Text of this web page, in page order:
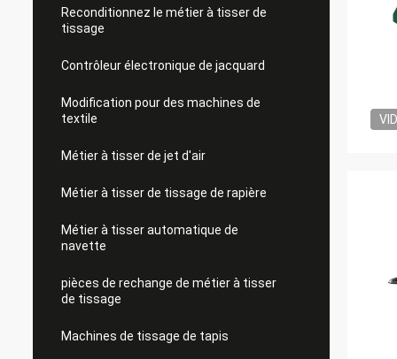
Reconditionnez le métier à tisser de
tissage
Contrôleur électronique de jacquard
Modification pour des machines de
textile
Métier à tisser de jet d'air
Métier à tisser de tissage de rapière
Métier à tisser automatique de
navette
pièces de rechange de métier à tisser
de tissage
Machines de tissage de tapis